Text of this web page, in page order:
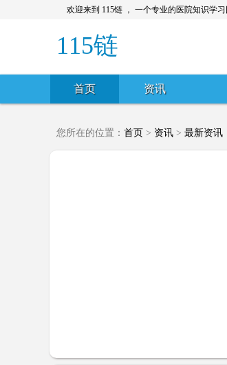
欢迎来到 115链 ， 一个专业的医院知识学习
115链
首页 资讯
您所在的位置： 首页 > 资讯 > 最新资讯